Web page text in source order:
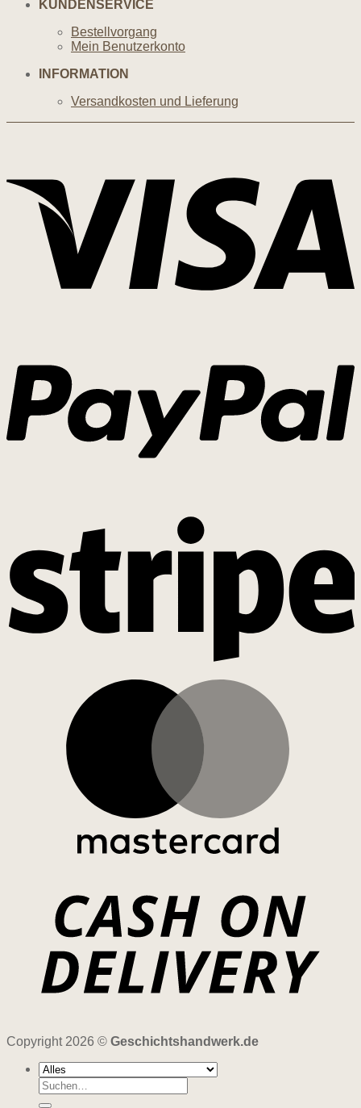
KUNDENSERVICE
Bestellvorgang
Mein Benutzerkonto
INFORMATION
Versandkosten und Lieferung
Copyright 2026 © Geschichtshandwerk.de
Suchen
nach: